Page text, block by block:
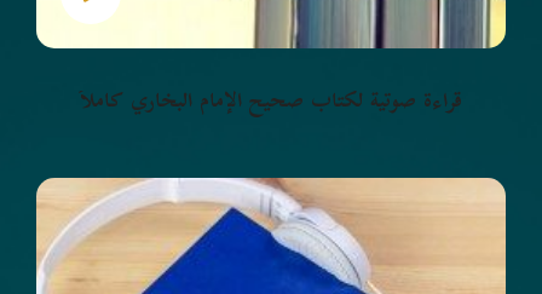
قراءة صوتية لكتاب صحيح الإمام البخاري كاملاً